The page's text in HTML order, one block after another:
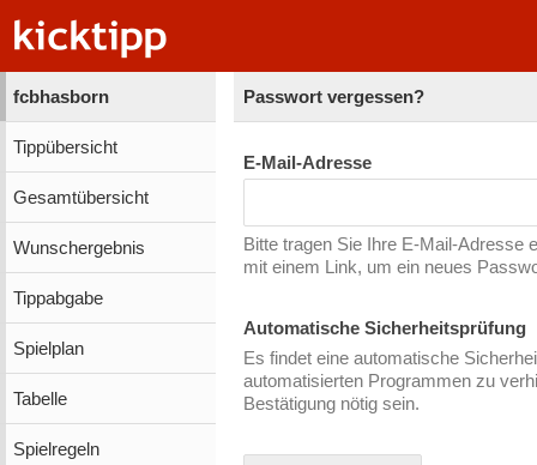
fcbhasborn
Tippübersicht
Gesamtübersicht
Wunschergebnis
Tippabgabe
Spielplan
Tabelle
Spielregeln
Passwort vergessen?
E-Mail-Adresse
Bitte tragen Sie Ihre E-Mail-Adresse
mit einem Link, um ein neues
Automatische Sicherheitsprüfung
Es findet eine automatische
automatisierten Programmen zu
Bestätigung nötig sein.